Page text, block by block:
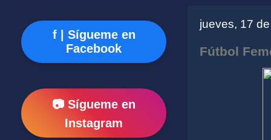
jueves, 17
Fútbol
f | Sígueme en
Facebook
📷 Sígueme en
Instagram